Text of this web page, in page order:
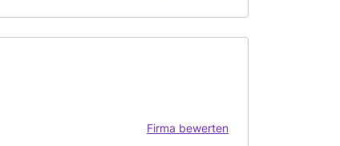
Firma bewerten